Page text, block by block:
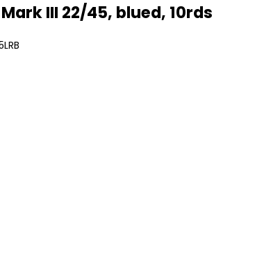
III 22/45, blued, 10rds